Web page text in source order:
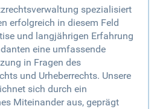
spezialisiert
erfolgreich in diesem Feld
und langjährigen Erfahrung
eine umfassende
in Fragen des
und Urheberrechts. Unsere
sich durch ein
Miteinander aus, geprägt